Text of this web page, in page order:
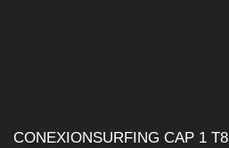
CONEXIONSURFING CAP 1 T8